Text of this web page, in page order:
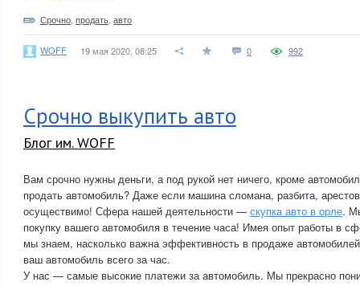
Срочно продать авто
WOFF 19 мая 2020, 08:25 0 992
Срочно выкупить авто
Блог им. WOFF
Вам срочно нужны деньги, а под рукой нет ничего, кроме
продать автомобиль? Даже если машина сломана, разбита,
осуществимо! Сфера нашей деятельности — скупка авто в орле.
покупку вашего автомобиля в течение часа! Имея опыт работы в
мы знаем, насколько важна эффективность в продаже
ваш автомобиль всего за час.
У нас — самые высокие платежи за автомобиль. Мы прекрасно